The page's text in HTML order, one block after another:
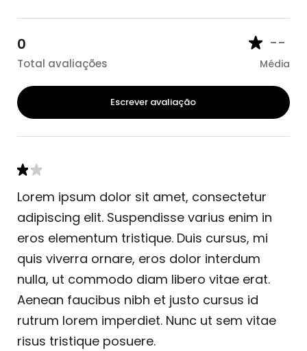
0
Total avaliações
--
Média
Escrever avaliação
Lorem ipsum dolor sit amet, consectetur
adipiscing elit. Suspendisse varius enim in
eros elementum tristique. Duis cursus, mi
quis viverra ornare, eros dolor interdum
nulla, ut commodo diam libero vitae erat.
Aenean faucibus nibh et justo cursus id
rutrum lorem imperdiet. Nunc ut sem vitae
risus tristique posuere.